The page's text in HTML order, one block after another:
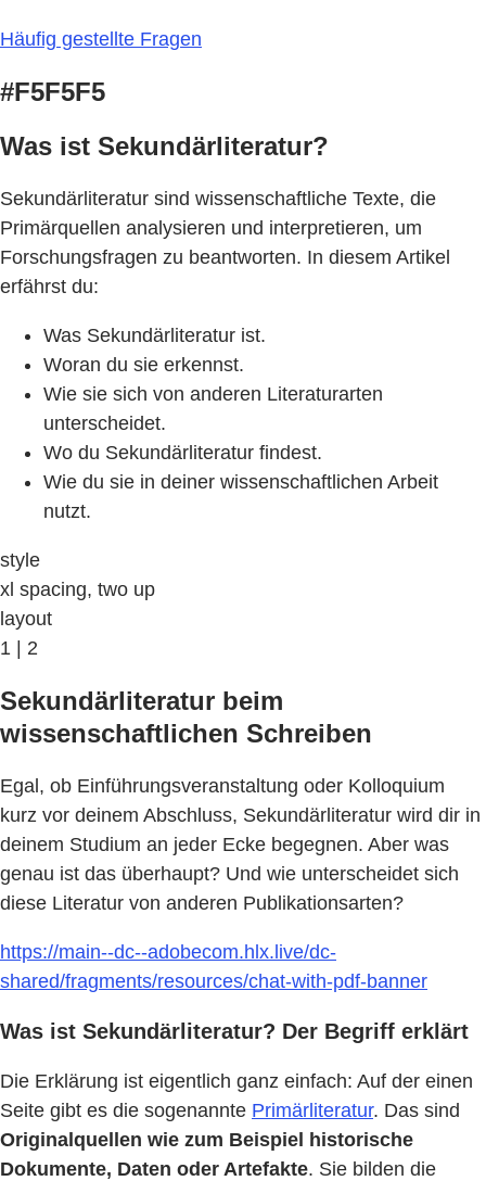
Häufig gestellte Fragen
#F5F5F5
Was ist Sekundärliteratur?
Sekundärliteratur sind wissenschaftliche Texte, die
Primärquellen analysieren und interpretieren, um
Forschungsfragen zu beantworten. In diesem Artikel
erfährst du:
Was Sekundärliteratur ist.
Woran du sie erkennst.
Wie sie sich von anderen Literaturarten
unterscheidet.
Wo du Sekundärliteratur findest.
Wie du sie in deiner wissenschaftlichen Arbeit
nutzt.
style
xl spacing, two up
layout
1 | 2
Sekundärliteratur beim
wissenschaftlichen Schreiben
Egal, ob Einführungsveranstaltung oder Kolloquium
kurz vor deinem Abschluss, Sekundärliteratur wird dir in
deinem Studium an jeder Ecke begegnen. Aber was
genau ist das überhaupt? Und wie unterscheidet sich
diese Literatur von anderen Publikationsarten?
https://main--dc--adobecom.hlx.live/dc-
shared/fragments/resources/chat-with-pdf-banner
Was ist Sekundärliteratur? Der Begriff erklärt
Die Erklärung ist eigentlich ganz einfach: Auf der einen
Seite gibt es die sogenannte Primärliteratur. Das sind
Originalquellen wie zum Beispiel historische
Dokumente, Daten oder Artefakte. Sie bilden die